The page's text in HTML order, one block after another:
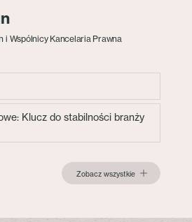
i Wspólnicy Kancelaria Prawna
Klucz do stabilności branży
Zobacz wszystkie